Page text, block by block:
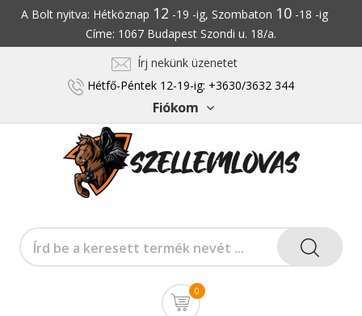
A Bolt nyitva: Hétköznap 12 -19 -ig, Szombaton 10-18 -ig
Címe: 1067 Budapest Szondi u. 18/a.
Írj nekünk üzenetet
Hétfő-Péntek 12-19-ig: +3630/3632 344
Fiókom
0